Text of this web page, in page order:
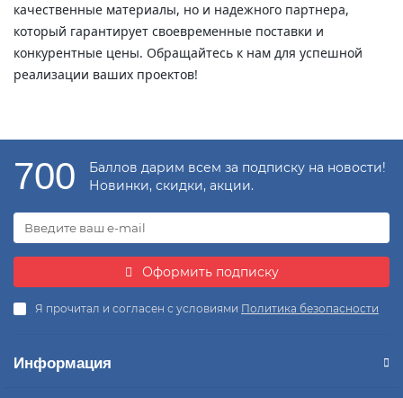
качественные материалы, но и надежного партнера,
который гарантирует своевременные поставки и
конкурентные цены. Обращайтесь к нам для успешной
реализации ваших проектов!
700
Баллов дарим всем за подписку на новости!
Новинки, скидки, акции.
Оформить подписку
Я прочитал и согласен с условиями Политика безопасности
Информация